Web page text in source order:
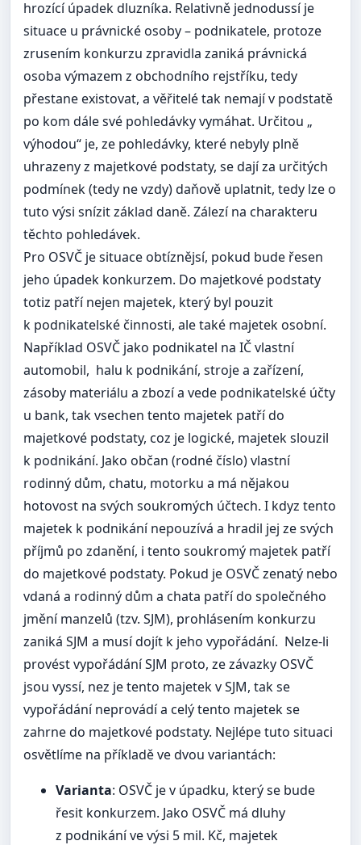
hrozící úpadek dluzníka. Relativně jednodussí je
situace u právnické osoby – podnikatele, protoze
zrusením konkurzu zpravidla zaniká právnická
osoba výmazem z obchodního rejstříku, tedy
přestane existovat, a věřitelé tak nemají v podstatě
po kom dále své pohledávky vymáhat. Určitou „
výhodou“ je, ze pohledávky, které nebyly plně
uhrazeny z majetkové podstaty, se dají za určitých
podmínek (tedy ne vzdy) daňově uplatnit, tedy lze o
tuto výsi snízit základ daně. Zálezí na charakteru
těchto pohledávek.
Pro OSVČ je situace obtíznějsí, pokud bude řesen
jeho úpadek konkurzem. Do majetkové podstaty
totiz patří nejen majetek, který byl pouzit
k podnikatelské činnosti, ale také majetek osobní.
Například OSVČ jako podnikatel na IČ vlastní
automobil, halu k podnikání, stroje a zařízení,
zásoby materiálu a zbozí a vede podnikatelské účty
u bank, tak vsechen tento majetek patří do
majetkové podstaty, coz je logické, majetek slouzil
k podnikání. Jako občan (rodné číslo) vlastní
rodinný dům, chatu, motorku a má nějakou
hotovost na svých soukromých účtech. I kdyz tento
majetek k podnikání nepouzívá a hradil jej ze svých
příjmů po zdanění, i tento soukromý majetek patří
do majetkové podstaty. Pokud je OSVČ zenatý nebo
vdaná a rodinný dům a chata patří do společného
jmění manzelů (tzv. SJM), prohlásením konkurzu
zaniká SJM a musí dojít k jeho vypořádání. Nelze-li
provést vypořádání SJM proto, ze závazky OSVČ
jsou vyssí, nez je tento majetek v SJM, tak se
vypořádání neprovádí a celý tento majetek se
zahrne do majetkové podstaty. Nejlépe tuto situaci
osvětlíme na příkladě ve dvou variantách:
Varianta: OSVČ je v úpadku, který se bude
řesit konkurzem. Jako OSVČ má dluhy
z podnikání ve výsi 5 mil. Kč, majetek